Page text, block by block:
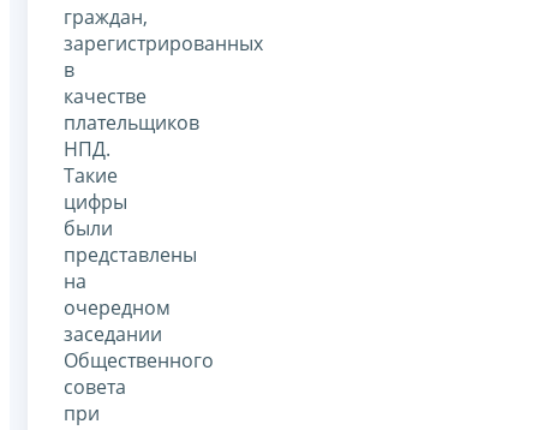
граждан,
зарегистрированных
в
качестве
плательщиков
НПД.
Такие
цифры
были
представлены
на
очередном
заседании
Общественного
совета
при